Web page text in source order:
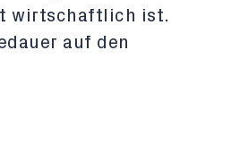
wirtschaftlich ist.
auf den